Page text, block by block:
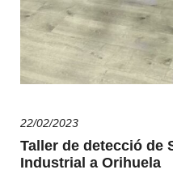
22/02/2023
Taller de detecció de
Industrial a Orihuela